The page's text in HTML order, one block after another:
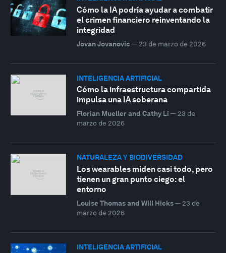
Cómo la IA podría ayudar a combatir
el crimen financiero reinventando la
integridad
Jovan Jovanovic — 23 de marzo de 2026
INTELIGENCIA ARTIFICIAL
Cómo la infraestructura compartida
impulsa una IA soberana
Florian Mueller and Cathy Li — 23 de
marzo de 2026
NATURALEZA Y BIODIVERSIDAD
Los wearables miden casi todo, pero
tienen un gran punto ciego: el
entorno
Louise Thomas and Will Hicks— 23 de
marzo de 2026
INTELIGENCIA ARTIFICIAL